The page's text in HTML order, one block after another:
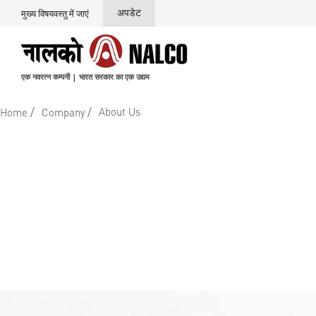
मुख्य विषयवस्तु में जाएं अपडेट
एक नवरत्न कम्पनी | भारत सरकार का एक उद्यम
Home / Company / About Us